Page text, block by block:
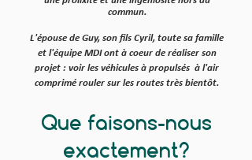
commun.
L'épouse de Guy, son fils Cyril, toute sa famille
et l'équipe MDI ont à coeur de réaliser son
projet : voir les véhicules à propulsés à l'air
comprimé rouler sur les routes très bientôt.
Que faisons-nous
exactement?